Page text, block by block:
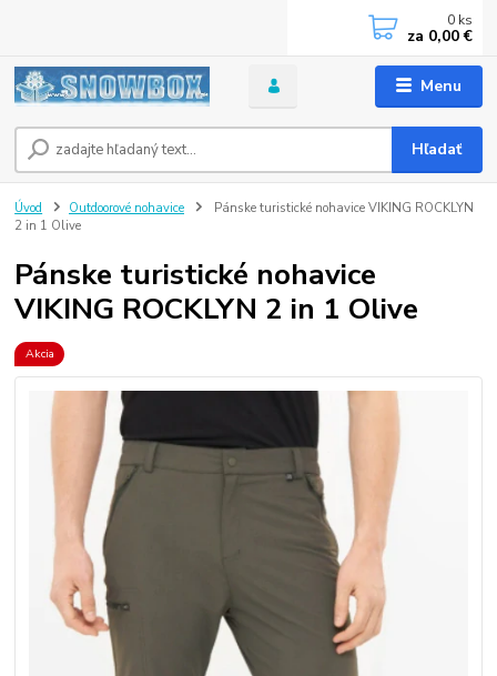
Menu
Hľadať
0 ks
za 0,00 €
Úvod Outdoorové nohavice
Pánske turistické nohavice VIKING ROCKLYN
2 in 1 Olive
Pánske turistické nohavice
VIKING ROCKLYN 2 in 1 Olive
Akcia